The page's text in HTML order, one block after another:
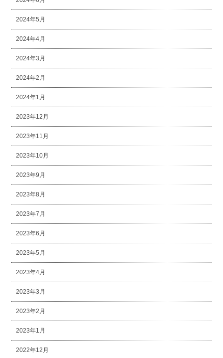
2024年5月
2024年4月
2024年3月
2024年2月
2024年1月
2023年12月
2023年11月
2023年10月
2023年9月
2023年8月
2023年7月
2023年6月
2023年5月
2023年4月
2023年3月
2023年2月
2023年1月
2022年12月